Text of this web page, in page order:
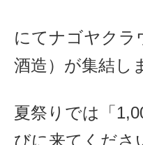
にてナゴヤクラ
酒造）が集結し
夏祭りでは「
びに来てくださ